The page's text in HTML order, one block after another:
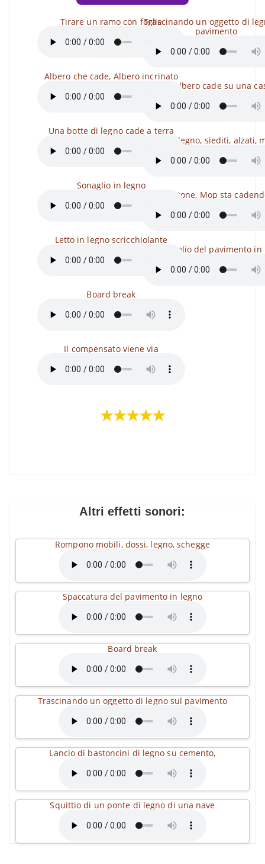
Tirare un ramo con foglie
Albero che cade, Albero incrinato
Una botte di legno cade a terra
Sonaglio in legno
Letto in legno scricchiolante
Board break
Il compensato viene via
Trascinando un oggetto di
pavimento
Un albero cade su una
Sedia di legno, siediti, alzati,
Bastone, Mop sta
Scricchiolio del pavimento in
★★★★★
Altri effetti sonori:
Rompono mobili, dossi, legno, schegge
Spaccatura del pavimento in legno
Board break
Trascinando un oggetto di legno sul pavimento
Lancio di bastoncini di legno su cemento,
Squittio di un ponte di legno di una nave